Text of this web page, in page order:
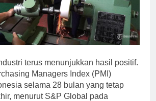
terus menunjukkan hasil positif.
Managers Index (PMI)
selama 28 bulan yang tetap
menurut S&P Global pada